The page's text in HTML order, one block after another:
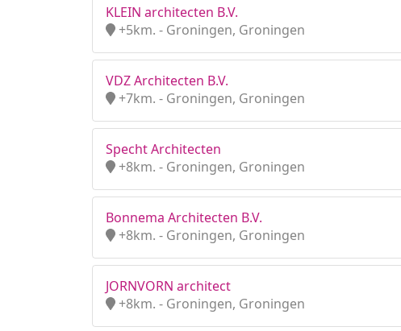
KLEIN architecten B.V.
+5km. - Groningen, Groningen
VDZ Architecten B.V.
+7km. - Groningen, Groningen
Specht Architecten
+8km. - Groningen, Groningen
Bonnema Architecten B.V.
+8km. - Groningen, Groningen
JORNVORN architect
+8km. - Groningen, Groningen